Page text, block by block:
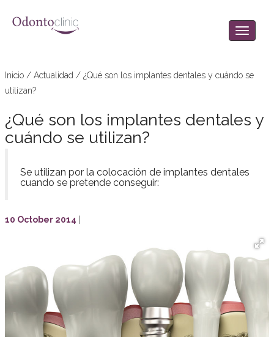
Inicio / Actualidad / ¿Qué son los implantes dentales y cuándo se
utilizan?
¿Qué son los implantes dentales y
cuándo se utilizan?
Se utilizan por la colocación de implantes dentales
cuando se pretende conseguir:
10 October 2014